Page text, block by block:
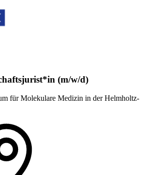
(m/w/d)
für Molekulare Medizin in der Helmholtz-